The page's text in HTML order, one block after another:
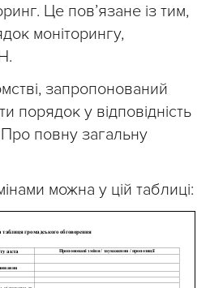
Це пов’язане із тим,
моніторингу,
запропонований
порядок у відповідність
повну загальну
можна у цій таблиці: